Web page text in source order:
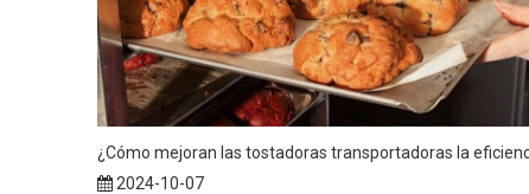
2024-10-07